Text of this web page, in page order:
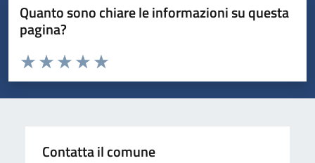
Quanto sono chiare le informazioni su questa
pagina?
Valuta da 1 a 5 stelle la pagina
Valuta 5 stelle su 5
Valuta 4 stelle su 5
Valuta 3 stelle su 5
Valuta 2 stelle su 5
Valuta 1 stelle su 5
Contatta il comune